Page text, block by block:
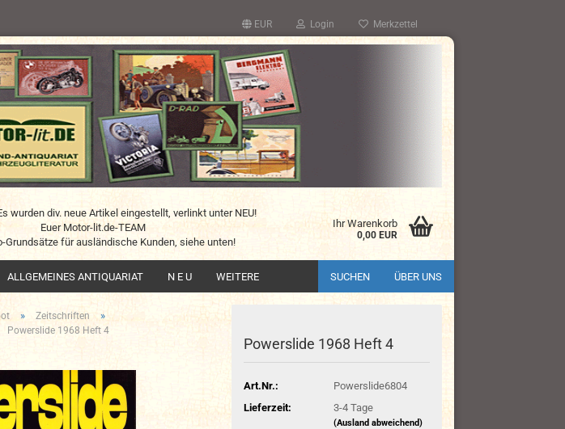
EUR Login Merkzettel
wurden div. neue Artikel eingestellt, verlinkt unter NEU!
Euer Motor-lit.de-TEAM
Grundsätze für ausländische Kunden, siehe unten!
Ihr Warenkorb
0,00 EUR
ALLGEMEINES ANTIQUARIAT N E U SUCHEN ÜBER UNS
WEITERE
» Zeitschriften »
Powerslide 1968 Heft 4
Powerslide 1968 Heft 4
Art.Nr.:
Powerslide6804
Lieferzeit:
3-4 Tage
(Ausland abweichend)